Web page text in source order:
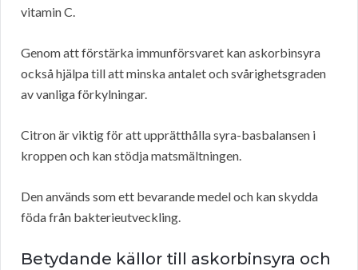
vitamin C.
Genom att förstärka immunförsvaret kan askorbinsyra
också hjälpa till att minska antalet och svårighetsgraden
av vanliga förkylningar.
Citron är viktig för att upprätthålla syra-basbalansen i
kroppen och kan stödja matsmältningen.
Den används som ett bevarande medel och kan skydda
föda från bakterieutveckling.
Betydande källor till askorbinsyra och